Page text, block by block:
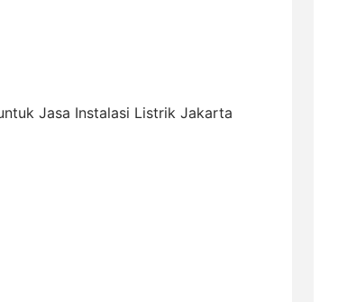
Jasa Instalasi Listrik Jakarta